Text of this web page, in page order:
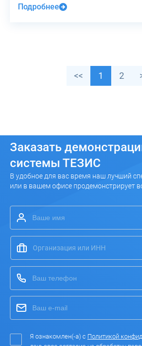
Подробнее
<< 1 2
Заказать
системы ТЕЗИС
В удобное для вас время наш лучший
или в вашем офисе продемонстрирует
Я ознакомлен(-а) с Политикой